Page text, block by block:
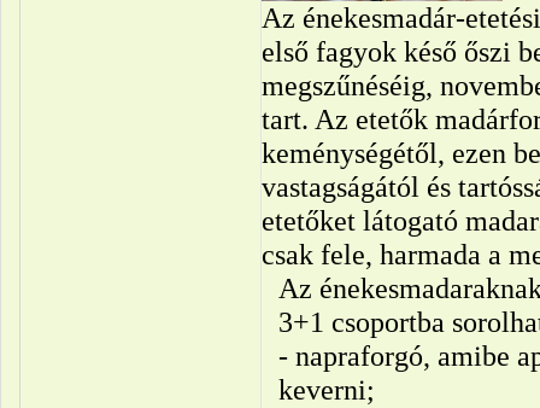
Az énekesmadár-
első fagyok késő őszi
megszűnéséig,
tart. Az etetők
keménységétől, ezen
vastagságától és
etetőket látogató
csak fele, harmada a
Az
3+1 csoportba
- napraforgó, amibe
keverni;